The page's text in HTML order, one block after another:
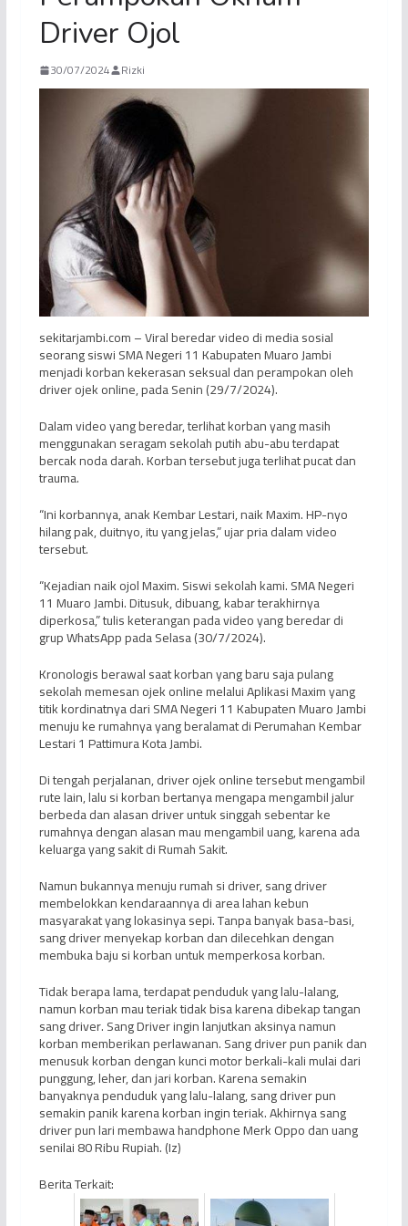
Driver Ojol
30/07/2024 Rizki
sekitarjambi.com – Viral beredar video di media sosial
seorang siswi SMA Negeri 11 Kabupaten Muaro Jambi
menjadi korban kekerasan seksual dan perampokan oleh
driver ojek online, pada Senin (29/7/2024).
Dalam video yang beredar, terlihat korban yang masih
menggunakan seragam sekolah putih abu-abu terdapat
bercak noda darah. Korban tersebut juga terlihat pucat dan
trauma.
“Ini korbannya, anak Kembar Lestari, naik Maxim. HP-nyo
hilang pak, duitnyo, itu yang jelas,” ujar pria dalam video
tersebut.
“Kejadian naik ojol Maxim. Siswi sekolah kami. SMA Negeri
11 Muaro Jambi. Ditusuk, dibuang, kabar terakhirnya
diperkosa,” tulis keterangan pada video yang beredar di
grup WhatsApp pada Selasa (30/7/2024).
Kronologis berawal saat korban yang baru saja pulang
sekolah memesan ojek online melalui Aplikasi Maxim yang
titik kordinatnya dari SMA Negeri 11 Kabupaten Muaro Jambi
menuju ke rumahnya yang beralamat di Perumahan Kembar
Lestari 1 Pattimura Kota Jambi.
Di tengah perjalanan, driver ojek online tersebut mengambil
rute lain, lalu si korban bertanya mengapa mengambil jalur
berbeda dan alasan driver untuk singgah sebentar ke
rumahnya dengan alasan mau mengambil uang, karena ada
keluarga yang sakit di Rumah Sakit.
Namun bukannya menuju rumah si driver, sang driver
membelokkan kendaraannya di area lahan kebun
masyarakat yang lokasinya sepi. Tanpa banyak basa-basi,
sang driver menyekap korban dan dilecehkan dengan
membuka baju si korban untuk memperkosa korban.
Tidak berapa lama, terdapat penduduk yang lalu-lalang,
namun korban mau teriak tidak bisa karena dibekap tangan
sang driver. Sang Driver ingin lanjutkan aksinya namun
korban memberikan perlawanan. Sang driver pun panik dan
menusuk korban dengan kunci motor berkali-kali mulai dari
punggung, leher, dan jari korban. Karena semakin
banyaknya penduduk yang lalu-lalang, sang driver pun
semakin panik karena korban ingin teriak. Akhirnya sang
driver pun lari membawa handphone Merk Oppo dan uang
senilai 80 Ribu Rupiah. (Iz)
Berita Terkait: